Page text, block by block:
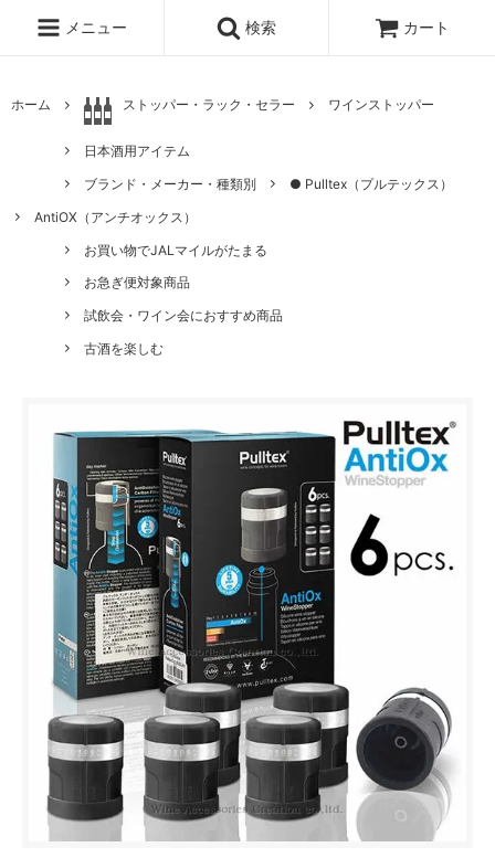
メニュー 検索 カート
ホーム ストッパー・ラック・セラー ワインストッパー
日本酒用アイテム
ブランド・メーカー・種類別
● Pulltex（プルテックス）
AntiOX（アンチオックス）
お買い物でJALマイルがたまる
お急ぎ便対象商品
試飲会・ワイン会におすすめ商品
古酒を楽しむ